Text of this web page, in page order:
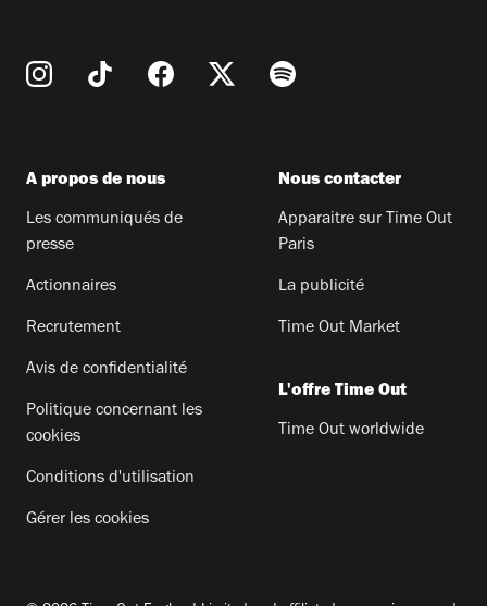
A propos de nous
Les communiqués de
presse
Actionnaires
Recrutement
Avis de confidentialité
Politique concernant les
cookies
Conditions d'utilisation
Gérer les cookies
Nous contacter
Apparaitre sur Time Out
Paris
La publicité
Time Out Market
L'offre Time Out
Time Out worldwide